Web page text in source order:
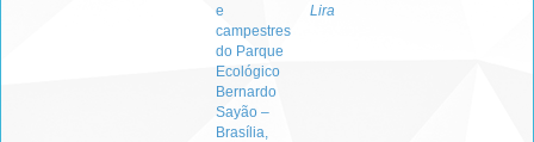
e
campestres
do Parque
Ecológico
Bernardo
Sayão –
Brasília,
Lira